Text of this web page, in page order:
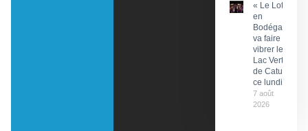
« Le Lot
en
Bodéga »
va faire
vibrer le
Lac Vert
de Catus
ce lundi
7 août
2026